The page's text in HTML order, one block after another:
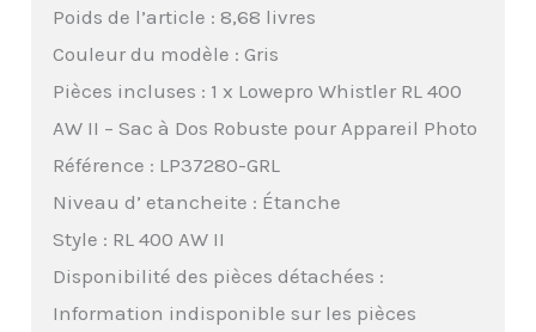
Poids de l’article : 8,68 livres
Couleur du modèle : Gris
Pièces incluses : 1 x Lowepro Whistler RL 400
AW II – Sac à Dos Robuste pour Appareil Photo
Référence : LP37280-GRL
Niveau d’ etancheite : Étanche
Style : RL 400 AW II
Disponibilité des pièces détachées :
Information indisponible sur les pièces